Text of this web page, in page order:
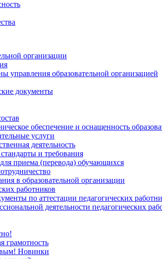
организации
управления образовательной организацией
документы
обеспечение и оснащенность
услуги
деятельность
и требования
приема (перевода) обучающихся
в образовательной организации
работников
по аттестации педагогических
деятельности педагогических
грамотность
Новинки